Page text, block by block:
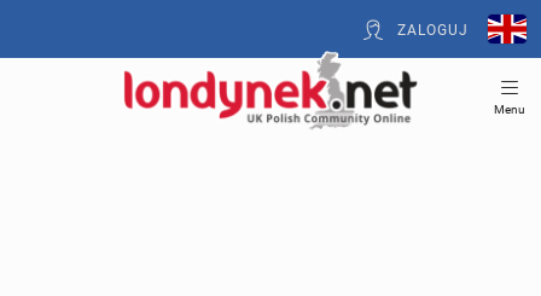
ZALOGUJ
Menu